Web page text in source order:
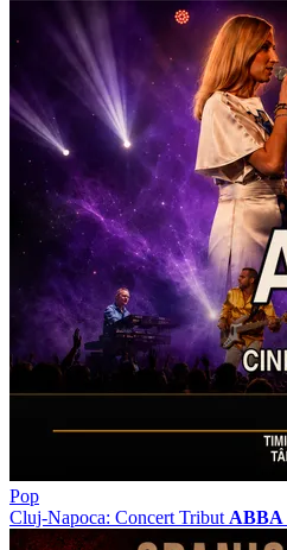
Pop
Cluj-Napoca: Concert Tribut ABBA